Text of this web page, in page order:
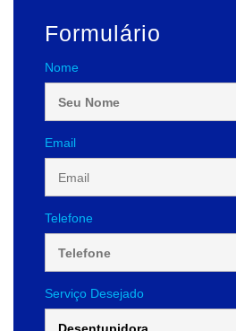
Formulário
Nome
Email
Telefone
Serviço Desejado